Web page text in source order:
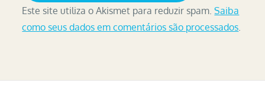
Este site utiliza o Akismet para reduzir spam.Saiba
como seus dados em comentários são processados